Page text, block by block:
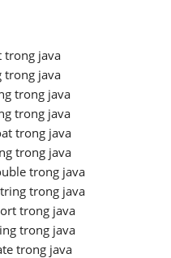
trong java
trong java
trong java
trong java
trong java
trong java
trong java
trong java
trong java
trong java
trong java